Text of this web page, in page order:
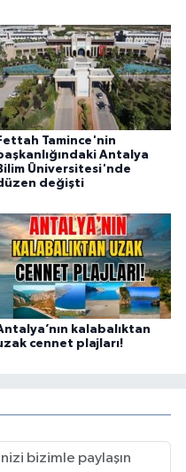
Tamince'nin
Antalya
Üniversitesi'nde
değişti
kalabalıktan
cennet plajları!